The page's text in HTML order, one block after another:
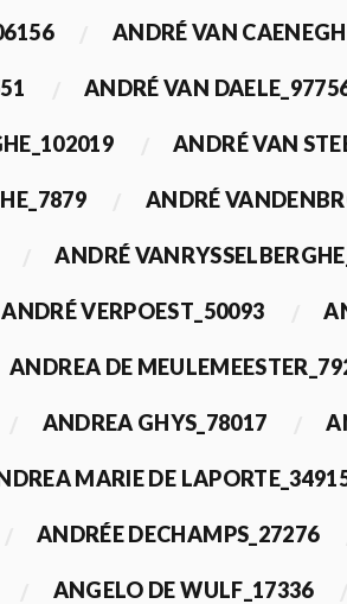
ANDRÉ VAN
ANDRÉ VAN
ANDRÉ VAN
ANDRÉ
ANDRÉ
ANDRÉ VERPOEST_50093
ANDREA DE
ANDREA GHYS_78017
MARIE DE
ANDRÉE DECHAMPS_27276
ANGELO DE WULF_17336